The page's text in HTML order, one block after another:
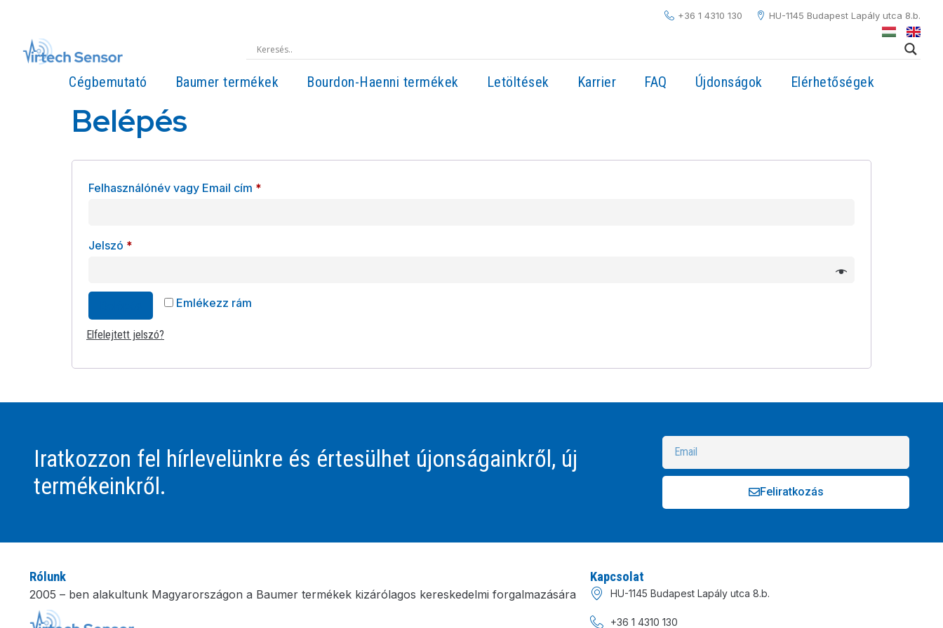
+36 1 4310 130 HU-1145 Budapest Lapály utca 8.b.
Cégbemutató Baumer termékek Bourdon-Haenni termékek Letöltések Karrier FAQ Újdonságok Elérhetőségek
Belépés
Felhasználónév vagy Email cím *
Jelszó *
Alternative: Emlékezz rám
Elfelejtett jelszó?
Iratkozzon fel hírlevelünkre és értesülhet újonságainkről, új
termékeinkről.
Feliratkozás
Rólunk
2005 – ben alakultunk Magyarországon a Baumer termékek kizárólagos kereskedelmi forgalmazására
Kapcsolat
HU-1145 Budapest Lapály utca 8.b.
+36 1 4310 130